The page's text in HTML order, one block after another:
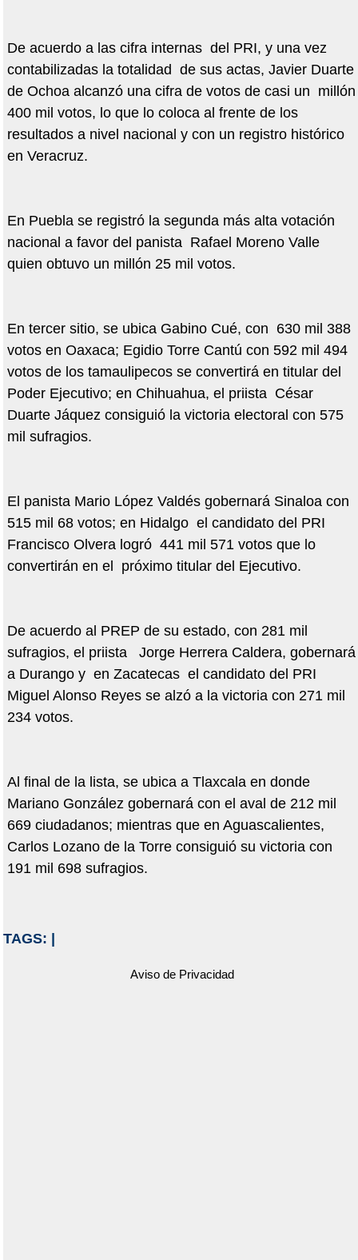
De acuerdo a las cifra internas del PRI, y una vez
contabilizadas la totalidad de sus actas, Javier Duarte
de Ochoa alcanzó una cifra de votos de casi un millón
400 mil votos, lo que lo coloca al frente de los
resultados a nivel nacional y con un registro histórico
en Veracruz.
En Puebla se registró la segunda más alta votación
nacional a favor del panista Rafael Moreno Valle
quien obtuvo un millón 25 mil votos.
En tercer sitio, se ubica Gabino Cué, con 630 mil 388
votos en Oaxaca; Egidio Torre Cantú con 592 mil 494
votos de los tamaulipecos se convertirá en titular del
Poder Ejecutivo; en Chihuahua, el priista César
Duarte Jáquez consiguió la victoria electoral con 575
mil sufragios.
El panista Mario López Valdés gobernará Sinaloa con
515 mil 68 votos; en Hidalgo el candidato del PRI
Francisco Olvera logró 441 mil 571 votos que lo
convertirán en el próximo titular del Ejecutivo.
De acuerdo al PREP de su estado, con 281 mil
sufragios, el priista Jorge Herrera Caldera, gobernará
a Durango y en Zacatecas el candidato del PRI
Miguel Alonso Reyes se alzó a la victoria con 271 mil
234 votos.
Al final de la lista, se ubica a Tlaxcala en donde
Mariano González gobernará con el aval de 212 mil
669 ciudadanos; mientras que en Aguascalientes,
Carlos Lozano de la Torre consiguió su victoria con
191 mil 698 sufragios.
TAGS:
Aviso de Privacidad